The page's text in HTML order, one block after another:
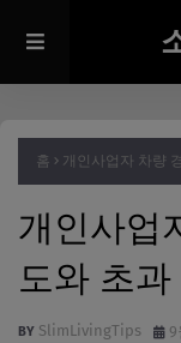
홈 개인사업자 차량
개인사업
도와 초
SlimLivingTips 9